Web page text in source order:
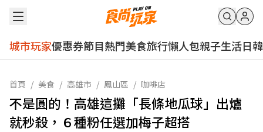
城市玩家優惠券節目熱門美食旅行懶人包親子生活日韓
首頁 / 美食 / 高雄市 / 鳳山區 / 咖啡店
不是圓的！高雄這攤「長條地瓜球」出爐
就秒殺，６種粉任選加梅子超搭